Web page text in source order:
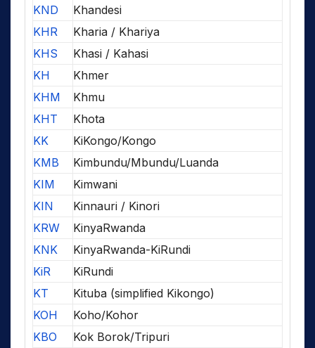
KND
Khandesi
KHR
Kharia / Khariya
KHS
Khasi / Kahasi
KH
Khmer
KHM
Khmu
KHT
Khota
KK
KiKongo/Kongo
KMB
Kimbundu/Mbundu/Luanda
KIM
Kimwani
KIN
Kinnauri / Kinori
KRW
KinyaRwanda
KNK
KinyaRwanda-KiRundi
KiR
KiRundi
KT
Kituba (simplified Kikongo)
KOH
Koho/Kohor
KBO
Kok Borok/Tripuri